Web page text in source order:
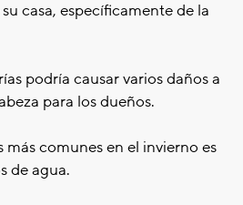
casa, específicamente de la
podría causar varios daños a
para los dueños.
comunes en el invierno es
de agua.